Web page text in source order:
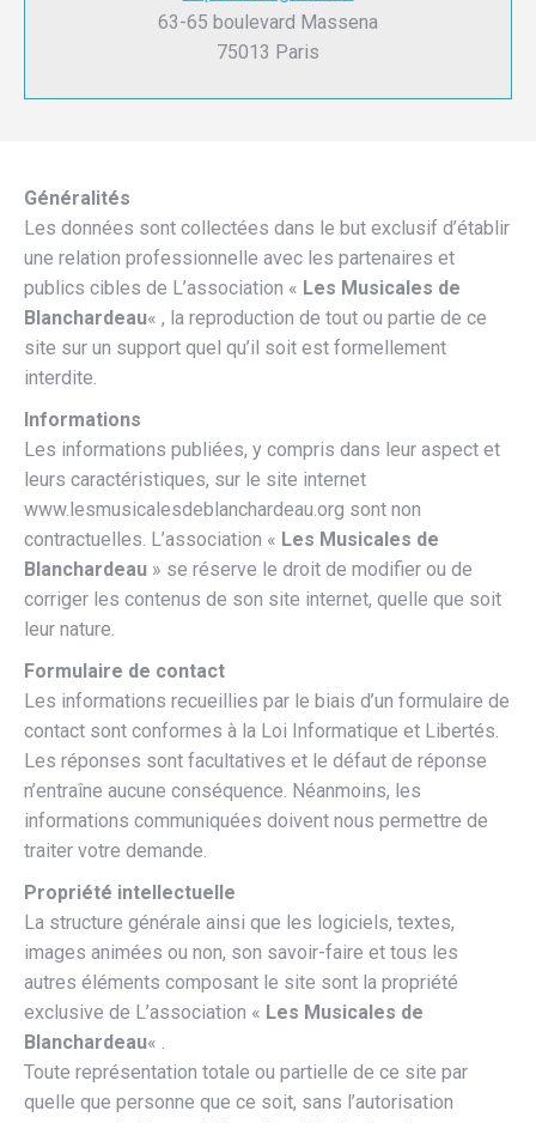
63-65 boulevard Massena
75013 Paris
Généralités
Les données sont collectées dans le but exclusif d’établir
une relation professionnelle avec les partenaires et
publics cibles de L’association « Les Musicales de
Blanchardeau« , la reproduction de tout ou partie de ce
site sur un support quel qu’il soit est formellement
interdite.
Informations
Les informations publiées, y compris dans leur aspect et
leurs caractéristiques, sur le site internet
www.lesmusicalesdeblanchardeau.org sont non
contractuelles. L’association « Les Musicales de
Blanchardeau » se réserve le droit de modifier ou de
corriger les contenus de son site internet, quelle que soit
leur nature.
Formulaire de contact
Les informations recueillies par le biais d’un formulaire de
contact sont conformes à la Loi Informatique et Libertés.
Les réponses sont facultatives et le défaut de réponse
n’entraîne aucune conséquence. Néanmoins, les
informations communiquées doivent nous permettre de
traiter votre demande.
Propriété intellectuelle
La structure générale ainsi que les logiciels, textes,
images animées ou non, son savoir-faire et tous les
autres éléments composant le site sont la propriété
exclusive de L’association « Les Musicales de
Blanchardeau« .
Toute représentation totale ou partielle de ce site par
quelle que personne que ce soit, sans l’autorisation